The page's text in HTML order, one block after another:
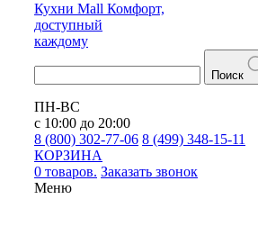
Кухни Mall Комфорт,
доступный
каждому
Поиск
ПН-ВС
с 10:00 до 20:00
8 (800) 302-77-06 8 (499) 348-15-11
КОРЗИНА
0 товаров. Заказать звонок
Меню